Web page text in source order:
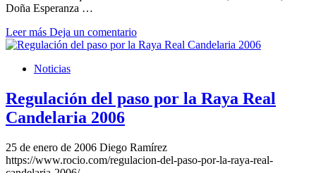
Doña Esperanza …
Leer más Deja un comentario
Noticias
Regulación del paso por la Raya Real
Candelaria 2006
25 de enero de 2006 Diego Ramírez
https://www.rocio.com/regulacion-del-paso-por-la-raya-real-